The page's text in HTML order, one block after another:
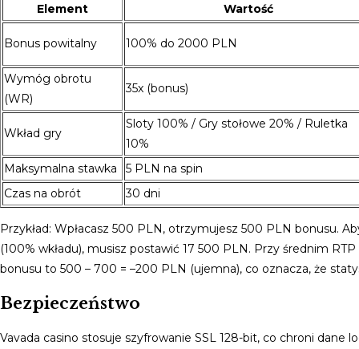
Element Wartość
Bonus powitalny 100% do 2000 PLN
Wymóg obrotu
(WR)
35x (bonus)
Wkład gry
Sloty 100% / Gry stołowe 20% / Ruletka
10%
Maksymalna stawka
5 PLN na spin
Czas na obrót
30 dni
Przykład: Wpłacasz 500 PLN, otrzymujesz 500 PLN bonusu.
(100% wkładu), musisz postawić 17 500 PLN. Przy średnim
bonusu to 500 – 700 = –200 PLN (ujemna), co oznacza, że
Bezpieczeństwo
Vavada casino stosuje szyfrowanie SSL 128-bit, co chroni dane